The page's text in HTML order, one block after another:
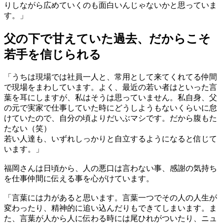
りしながら広めていくのも面白いんじゃないかと思っていま
す。」
父の下で甘えていた過去、だからこそ
若手を信じられる
「うちは現場では社員一人と、常用として来てくれてる仲間
で現場をまわしています。よく、最近の若い者はといった言
葉を耳にしますが、私はそうは思っていません。私自身、父
の元で実家で仕事していた時にどうしようもないくらいに怠
けていたので、自分の頃よりだいぶマシです。だから腹もた
たない（笑）
若い人達も、いずれしっかりと自立するようになると信じて
います。」
福岡さんは日頃から、人の悪口は言わない事、感謝の気持ち
を仕事仲間に伝える事を心がけています。
「言葉には力があると思います。言葉一つでその人の人生が
変わったり、精神的に追い込んだりもできてしまいます。ま
た、言葉が人から人に伝わる時には尾ひれがついたり、ニュ